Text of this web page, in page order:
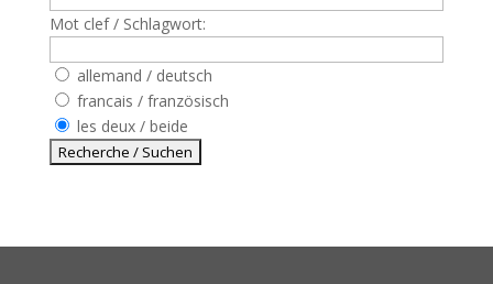
Mot clef / Schlagwort:
allemand / deutsch
francais / französisch
les deux / beide